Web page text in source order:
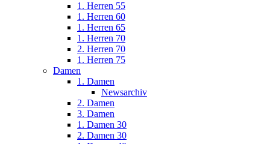
1. Herren 55
1. Herren 60
1. Herren 65
1. Herren 70
2. Herren 70
1. Herren 75
Damen
1. Damen
Newsarchiv
2. Damen
3. Damen
1. Damen 30
2. Damen 30